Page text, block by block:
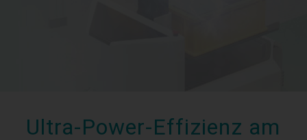
Ultra-Power-Effizienz am